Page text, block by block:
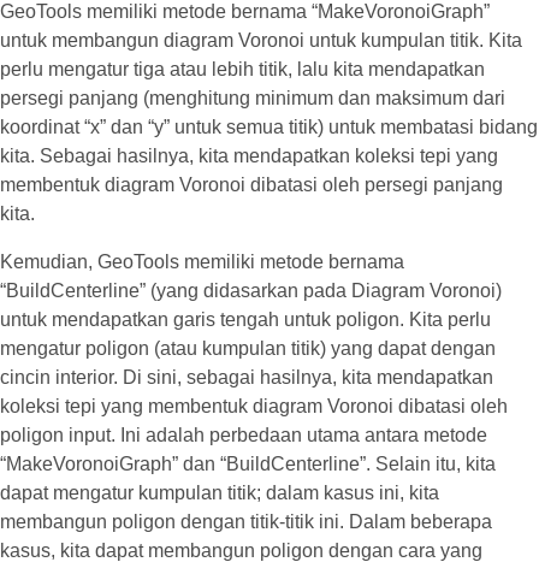
GeoTools memiliki metode bernama “MakeVoronoiGraph”
untuk membangun diagram Voronoi untuk kumpulan titik. Kita
perlu mengatur tiga atau lebih titik, lalu kita mendapatkan
persegi panjang (menghitung minimum dan maksimum dari
koordinat “x” dan “y” untuk semua titik) untuk membatasi bidang
kita. Sebagai hasilnya, kita mendapatkan koleksi tepi yang
membentuk diagram Voronoi dibatasi oleh persegi panjang
kita.
Kemudian, GeoTools memiliki metode bernama
“BuildCenterline” (yang didasarkan pada Diagram Voronoi)
untuk mendapatkan garis tengah untuk poligon. Kita perlu
mengatur poligon (atau kumpulan titik) yang dapat dengan
cincin interior. Di sini, sebagai hasilnya, kita mendapatkan
koleksi tepi yang membentuk diagram Voronoi dibatasi oleh
poligon input. Ini adalah perbedaan utama antara metode
“MakeVoronoiGraph” dan “BuildCenterline”. Selain itu, kita
dapat mengatur kumpulan titik; dalam kasus ini, kita
membangun poligon dengan titik-titik ini. Dalam beberapa
kasus, kita dapat membangun poligon dengan cara yang